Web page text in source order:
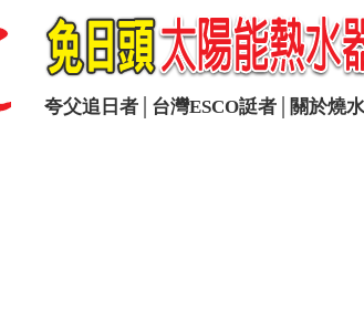
夸父追日者 台灣ESCO誔者 關於燒